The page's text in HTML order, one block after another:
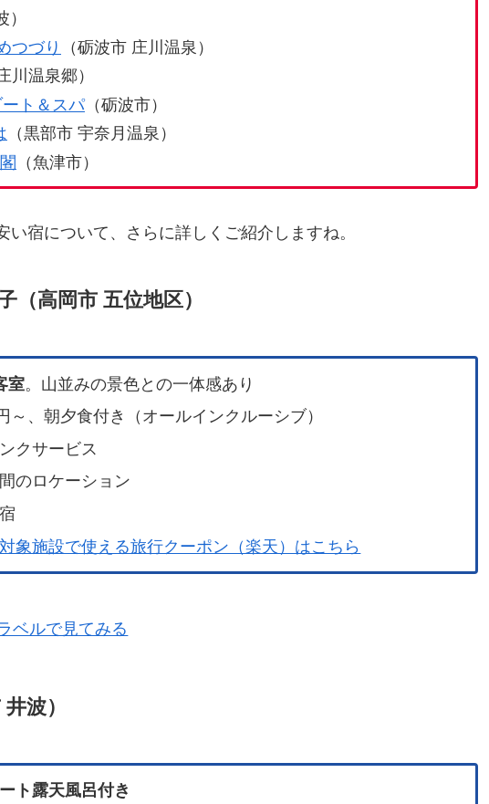
つづり
（砺波市 庄川温泉）
川温泉郷）
ト＆スパ（砺波市）
（黒部市 宇奈月温泉）
（魚津市）
宿について、さらに詳しくご紹介しますね。
高岡市 五位地区）
室。山並みの景色との一体感あり
、朝夕食付き（オールインクルーシブ）
クサービス
のロケーション
象施設で使える旅行クーポン（楽天）はこちら
ベルで見てみる
波）
ト露天風呂付き